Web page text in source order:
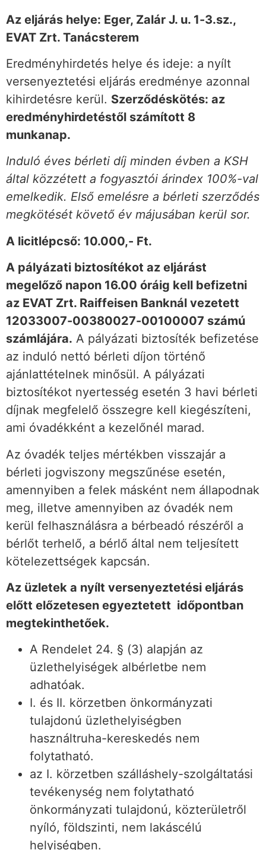
Az eljárás helye: Eger, Zalár J. u. 1-3.sz.,
EVAT Zrt. Tanácsterem
Eredményhirdetés helye és ideje: a nyílt
versenyeztetési eljárás eredménye azonnal
kihirdetésre kerül. Szerződéskötés: az
eredményhirdetéstől számított 8
munkanap.
Induló éves bérleti díj minden évben a KSH
által közzétett a fogyasztói árindex 100%-val
emelkedik. Első emelésre a bérleti szerződés
megkötését követő év májusában kerül sor.
A licitlépcső: 10.000,- Ft.
A pályázati biztosítékot az eljárást
megelőző napon 16.00 óráig kell befizetni
az EVAT Zrt. Raiffeisen Banknál vezetett
12033007-00380027-00100007 számú
számlájára. A pályázati biztosíték befizetése
az induló nettó bérleti díjon történő
ajánlattételnek minősül. A pályázati
biztosítékot nyertesség esetén 3 havi bérleti
díjnak megfelelő összegre kell kiegészíteni,
ami óvadékként a kezelőnél marad.
Az óvadék teljes mértékben visszajár a
bérleti jogviszony megszűnése esetén,
amennyiben a felek másként nem állapodnak
meg, illetve amennyiben az óvadék nem
kerül felhasználásra a bérbeadó részéről a
bérlőt terhelő, a bérlő által nem teljesített
kötelezettségek kapcsán.
Az üzletek a nyílt versenyeztetési eljárás
előtt előzetesen egyeztetett időpontban
megtekinthetőek.
A Rendelet 24. § (3) alapján az
üzlethelyiségek albérletbe nem
adhatóak.
I. és II. körzetben önkormányzati
tulajdonú üzlethelyiségben
használtruha-kereskedés nem
folytatható.
az I. körzetben szálláshely-szolgáltatási
tevékenység nem folytatható
önkormányzati tulajdonú, közterületről
nyíló, földszinti, nem lakáscélú
helyiségben.